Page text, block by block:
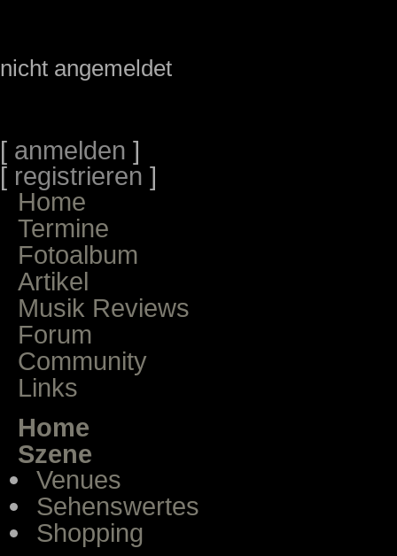
nicht angemeldet
[ anmelden ]
[ registrieren ]
Home
Termine
Fotoalbum
Artikel
Musik Reviews
Forum
Community
Links
Home
Szene
Venues
Sehenswertes
Shopping